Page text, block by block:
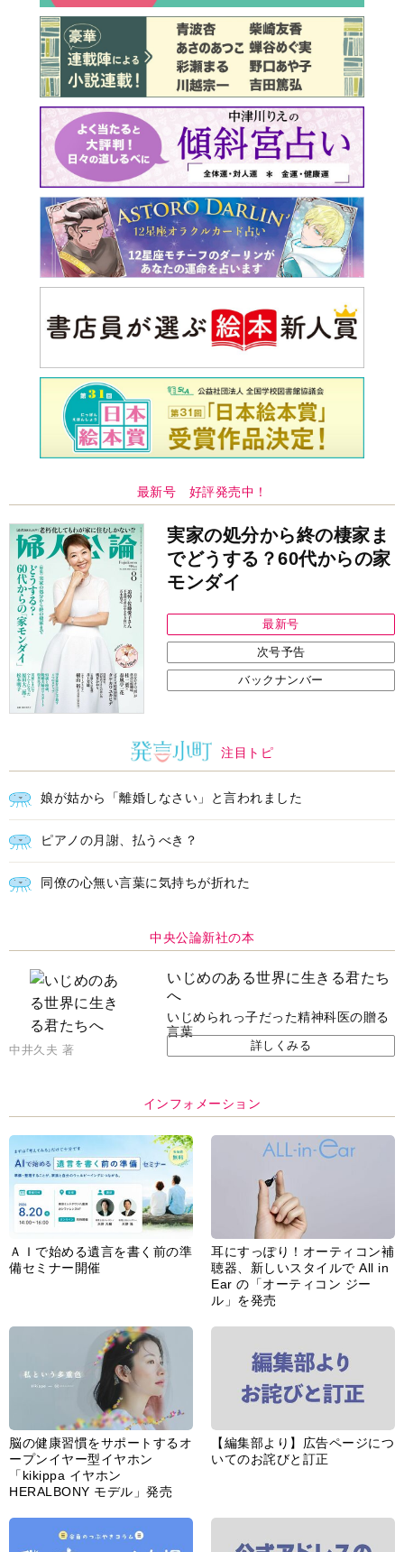
最新号 好評発売中！
実家の処分から終の棲家ま
でどうする？60代からの家
モンダイ
最新号
次号予告
バックナンバー
注目トピ
娘が姑から「離婚しなさい」と言われました
ピアノの月謝、払うべき？
同僚の心無い言葉に気持ちが折れた
中央公論新社の本
いじめのある世界に生きる君たち
へ
いじめられっ子だった精神科医の贈る
言葉
中井久夫 著 詳しくみる
インフォメーション
ＡＩで始める遺言を書く前の準
備セミナー開催
耳にすっぽり！オーティコン補
聴器、新しいスタイルで All in
Ear の「オーティコン ジー
ル」を発売
脳の健康習慣をサポートするオ
ープンイヤー型イヤホン
「kikippa イヤホン
HERALBONY モデル」発売
【編集部より】広告ページにつ
いてのお詫びと訂正